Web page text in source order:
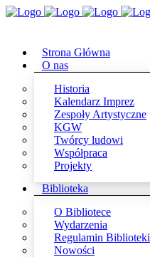
Strona Główna
O nas
Historia
Kalendarz Imprez
Zespoły Artystyczne
KGW
Twórcy ludowi
Współpraca
Projekty
Biblioteka
O Bibliotece
Wydarzenia
Regulamin Biblioteki
Nowości